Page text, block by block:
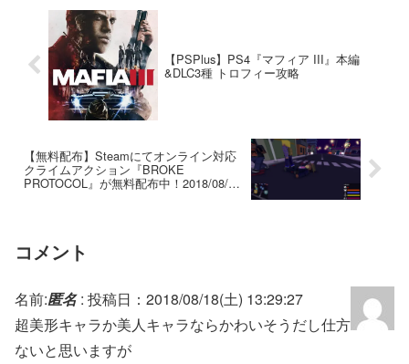
【PSPlus】PS4『マフィア III』本編
&DLC3種 トロフィー攻略
【無料配布】Steamにてオンライン対応
クライムアクション『BROKE
PROTOCOL』が無料配布中！2018/08/20
コメント
名前:匿名: 投稿日：2018/08/18(土) 13:29:27
超美形キャラか美人キャラならかわいそうだし仕方
ないと思いますが